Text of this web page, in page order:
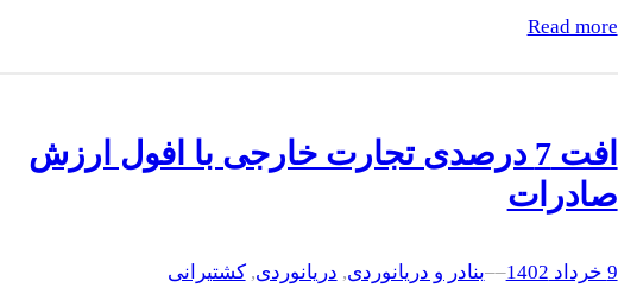
Read more
افت 7 درصدی تجارت خارجی با افول ارزش
صادرات
9 خرداد 1402 –
–بنادر و دریانوردی, دریانوردی, کشتیرانی